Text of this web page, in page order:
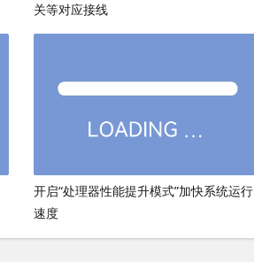
关等对应接线
开启“处理器性能提升模式”加快系统运行
速度